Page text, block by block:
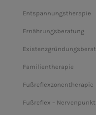
Entspannungstherapie
Ernährungsberatung
Familientherapie
Fußreflexzonentherapie
Fußreflex –